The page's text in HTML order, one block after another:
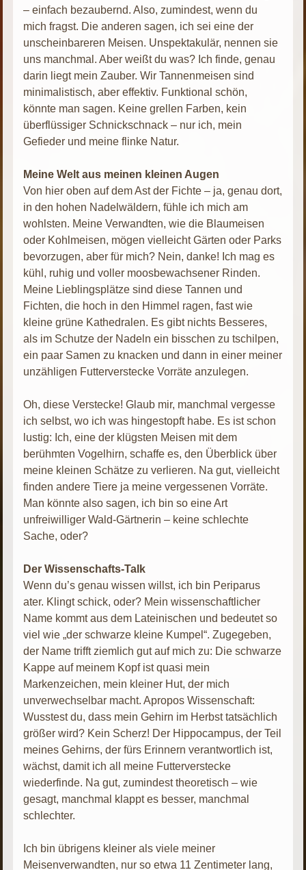
– einfach bezaubernd. Also, zumindest, wenn du
mich fragst. Die anderen sagen, ich sei eine der
unscheinbareren Meisen. Unspektakulär, nennen sie
uns manchmal. Aber weißt du was? Ich finde, genau
darin liegt mein Zauber. Wir Tannenmeisen sind
minimalistisch, aber effektiv. Funktional schön,
könnte man sagen. Keine grellen Farben, kein
überflüssiger Schnickschnack – nur ich, mein
Gefieder und meine flinke Natur.
Meine Welt aus meinen kleinen Augen
Von hier oben auf dem Ast der Fichte – ja, genau dort,
in den hohen Nadelwäldern, fühle ich mich am
wohlsten. Meine Verwandten, wie die Blaumeisen
oder Kohlmeisen, mögen vielleicht Gärten oder Parks
bevorzugen, aber für mich? Nein, danke! Ich mag es
kühl, ruhig und voller moosbewachsener Rinden.
Meine Lieblingsplätze sind diese Tannen und
Fichten, die hoch in den Himmel ragen, fast wie
kleine grüne Kathedralen. Es gibt nichts Besseres,
als im Schutze der Nadeln ein bisschen zu tschilpen,
ein paar Samen zu knacken und dann in einer meiner
unzähligen Futterverstecke Vorräte anzulegen.
Oh, diese Verstecke! Glaub mir, manchmal vergesse
ich selbst, wo ich was hingestopft habe. Es ist schon
lustig: Ich, eine der klügsten Meisen mit dem
berühmten Vogelhirn, schaffe es, den Überblick über
meine kleinen Schätze zu verlieren. Na gut, vielleicht
finden andere Tiere ja meine vergessenen Vorräte.
Man könnte also sagen, ich bin so eine Art
unfreiwilliger Wald-Gärtnerin – keine schlechte
Sache, oder?
Der Wissenschafts-Talk
Wenn du’s genau wissen willst, ich bin Periparus
ater. Klingt schick, oder? Mein wissenschaftlicher
Name kommt aus dem Lateinischen und bedeutet so
viel wie „der schwarze kleine Kumpel“. Zugegeben,
der Name trifft ziemlich gut auf mich zu: Die schwarze
Kappe auf meinem Kopf ist quasi mein
Markenzeichen, mein kleiner Hut, der mich
unverwechselbar macht. Apropos Wissenschaft:
Wusstest du, dass mein Gehirn im Herbst tatsächlich
größer wird? Kein Scherz! Der Hippocampus, der Teil
meines Gehirns, der fürs Erinnern verantwortlich ist,
wächst, damit ich all meine Futterverstecke
wiederfinde. Na gut, zumindest theoretisch – wie
gesagt, manchmal klappt es besser, manchmal
schlechter.
Ich bin übrigens kleiner als viele meiner
Meisenverwandten, nur so etwa 11 Zentimeter lang,